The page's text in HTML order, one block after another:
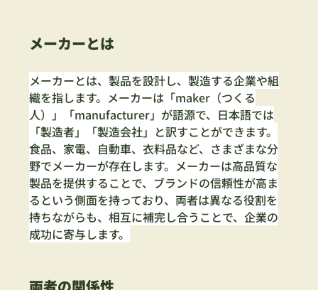
メーカーとは
メーカーとは、製品を設計し、製造する企業や組
織を指します。メーカーは「maker（つくる
人）」「manufacturer」が語源で、日本語では
「製造者」「製造会社」と訳すことができます。
食品、家電、自動車、衣料品など、さまざまな分
野でメーカーが存在します。メーカーは高品質な
製品を提供することで、ブランドの信頼性が高ま
るという側面を持っており、両者は異なる役割を
持ちながらも、相互に補完し合うことで、企業の
成功に寄与します。